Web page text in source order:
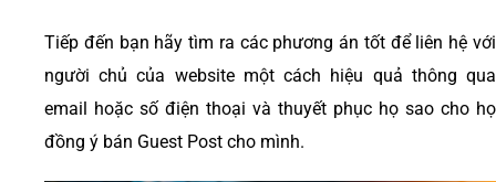
Tiếp đến bạn hãy tìm ra các phương án tốt để liên hệ với
người chủ của website một cách hiệu quả thông qua
email hoặc số điện thoại và thuyết phục họ sao cho họ
đồng ý bán Guest Post cho mình.